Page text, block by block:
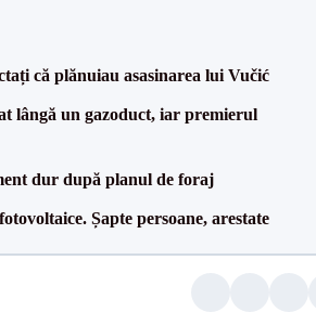
că plănuiau asasinarea lui Vučić
lângă un gazoduct, iar premierul
dur după planul de foraj
Șapte persoane, arestate